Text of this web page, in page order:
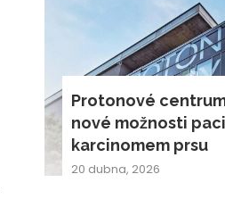
Protonové
nové možnosti
karcinomem prsu
20 dubna, 2026